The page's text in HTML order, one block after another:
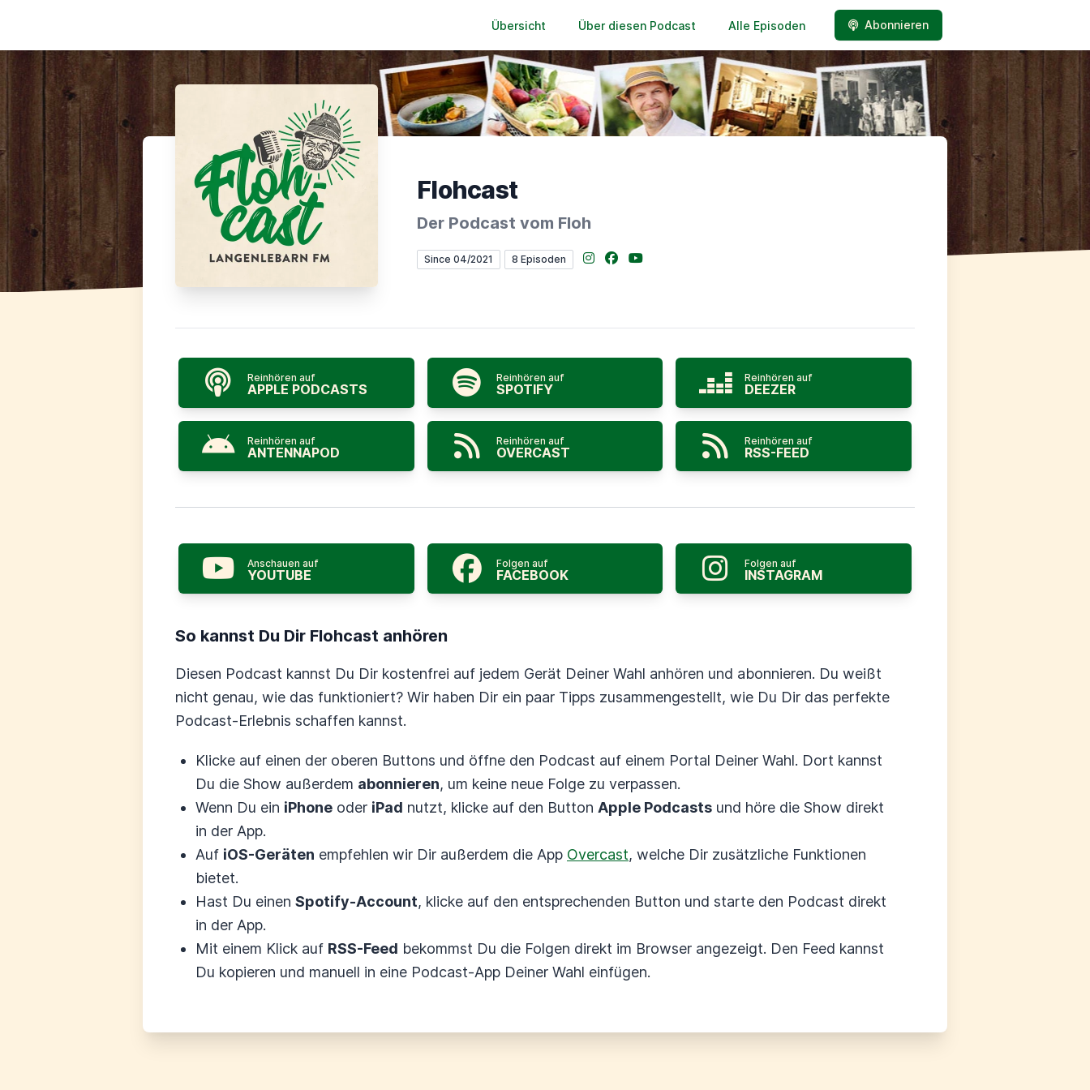
Übersicht Über diesen Podcast Alle Episoden Abonnieren
Flohcast
Der Podcast vom Floh
Since 04/2021 8 Episoden Instagram
Facebook
YouTube
Reinhören auf
APPLE PODCASTS
Reinhören auf
SPOTIFY
Reinhören auf
DEEZER
Reinhören auf
ANTENNAPOD
Reinhören auf
OVERCAST
Reinhören auf
RSS-FEED
Anschauen auf
YOUTUBE
Folgen auf
FACEBOOK
Folgen auf
INSTAGRAM
So kannst Du Dir Flohcast anhören
Diesen Podcast kannst Du Dir kostenfrei auf jedem Gerät Deiner Wahl anhören und abonnieren. Du weißt
nicht genau, wie das funktioniert? Wir haben Dir ein paar Tipps zusammengestellt, wie Du Dir das perfekte
Podcast-Erlebnis schaffen kannst.
Klicke auf einen der oberen Buttons und öffne den Podcast auf einem Portal Deiner Wahl. Dort kannst
Du die Show außerdem abonnieren, um keine neue Folge zu verpassen.
Wenn Du ein iPhone oder iPad nutzt, klicke auf den Button Apple Podcasts und höre die Show direkt
in der App.
Auf iOS-Geräten empfehlen wir Dir außerdem die App Overcast, welche Dir zusätzliche Funktionen
bietet.
Hast Du einen Spotify-Account, klicke auf den entsprechenden Button und starte den Podcast direkt
in der App.
Mit einem Klick auf RSS-Feed bekommst Du die Folgen direkt im Browser angezeigt. Den Feed kannst
Du kopieren und manuell in eine Podcast-App Deiner Wahl einfügen.